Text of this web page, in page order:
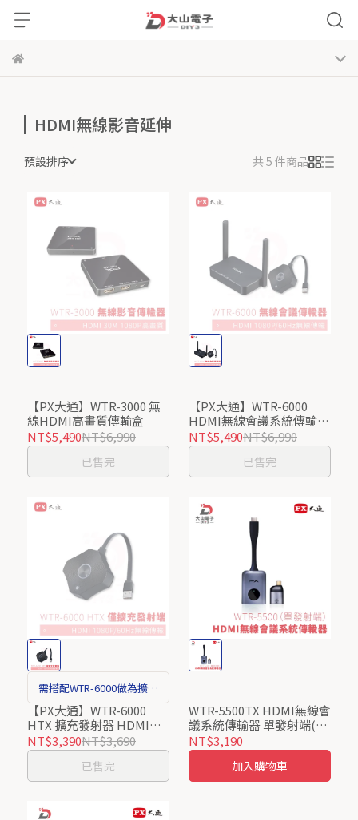
HDMI無線影音延伸
預設排序 共 5 件商品
【PX大通】WTR-3000 無
線HDMI高畫質傳輸盒
NT$5,490NT$6,990
已售完
【PX大通】WTR-6000
HDMI無線會議系統傳輸器
(1080P/60Hz無線高畫質
影音傳輸)/居家防疫辦公上
NT$5,490NT$6,990
已售完
需搭配WTR-6000做為擴充
發射器數量使用
【PX大通】WTR-6000
HTX 擴充發射器 HDMI無
線會議系統傳輸器
(1080P/60Hz無線高畫質
影音傳輸)/居家防疫辦公上
課
NT$3,390NT$3,690
已售完
WTR-5500TX HDMI無線會
議系統傳輸器 單發射端(須
配合接收器)
NT$3,190
加入購物車